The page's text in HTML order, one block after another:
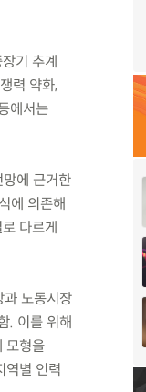
기 추계
력 약화,
에서는
에 근거한
에 의존해
다르게
노동시장
. 이를 위해
모형을
역별 인력